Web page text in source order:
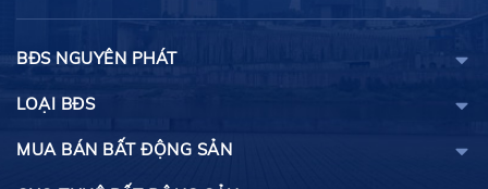
BĐS NGUYÊN PHÁT
LOẠI BĐS
MUA BÁN BẤT ĐỘNG SẢN